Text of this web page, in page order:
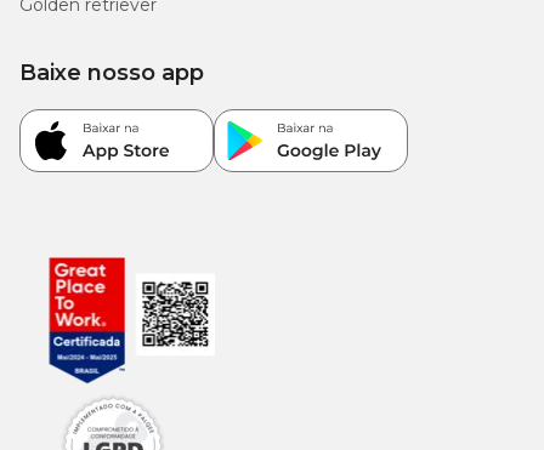
Adultos Raças Pequenas Salmão;
Ração Premier Ambientes Internos Cães Sênior Raças
Ração Premier Ambientes Internos Light Cães Adultos
Frango e Salmão;
Ração Premier Ambientes Internos Cães Adultos Porte
Guia para troca de ração
Caso haja necessidade em inserir uma nova ração para seu pet, é
importante que a troca seja gradual e crescente. Para garantir
uma perfeita adaptação e aceitação, você pode seguir a sugestão
abaixo ou conforme orientação do médico-veterinário:
Golden retriever
Baixe nosso app